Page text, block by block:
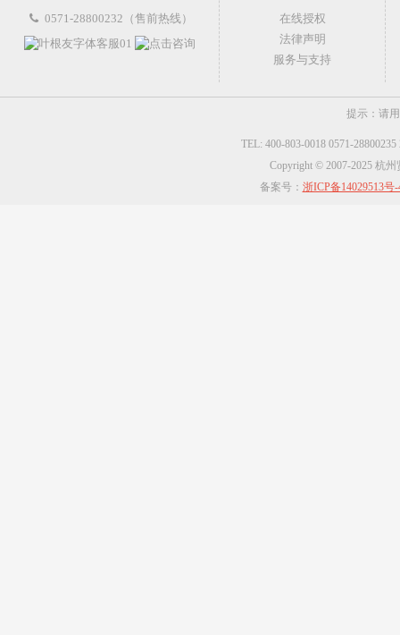
0571-28800232（售前热线）
在线授权
法律声明
服务与支持
提示：请
TEL: 400-803-0018 0571-
Copyright © 2007-2025 杭
备案号： 浙ICP备14029513号-